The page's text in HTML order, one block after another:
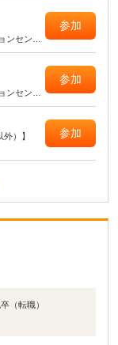
ンセンタ
参加
ンセンタ
参加
）】
参加
（転職）